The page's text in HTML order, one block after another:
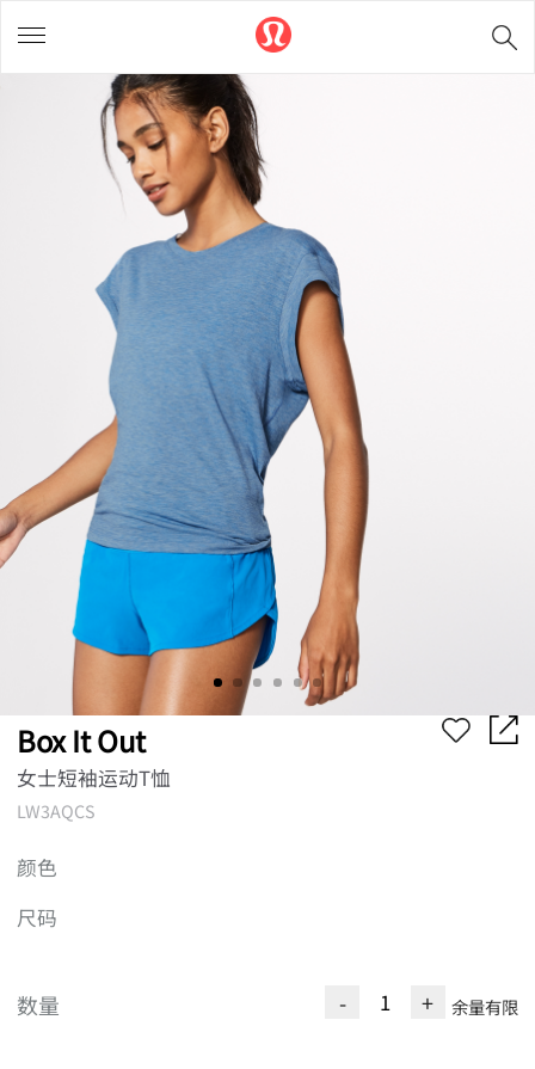
Box It Out
女士短袖运动T恤
LW3AQCS
颜色
尺码
数量 - + 余量有限